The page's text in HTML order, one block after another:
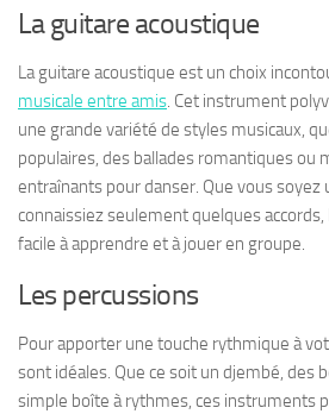
La guitare acoustique
La guitare acoustique est un choix
musicale entre amis. Cet instrument
une grande variété de styles musicaux,
populaires, des ballades romantiques ou
entraînants pour danser. Que vous soyez
connaissiez seulement quelques
facile à apprendre et à jouer en groupe.
Les percussions
Pour apporter une touche rythmique à
sont idéales. Que ce soit un djembé, des
simple boîte à rythmes, ces instruments